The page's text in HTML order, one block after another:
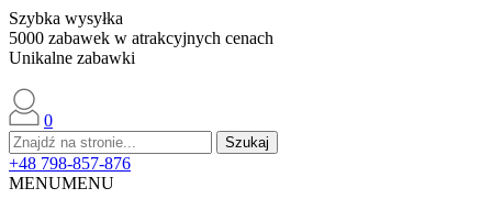
Szybka wysyłka
5000 zabawek w atrakcyjnych cenach
Unikalne zabawki
0
+48 798-857-876
MENUMENU